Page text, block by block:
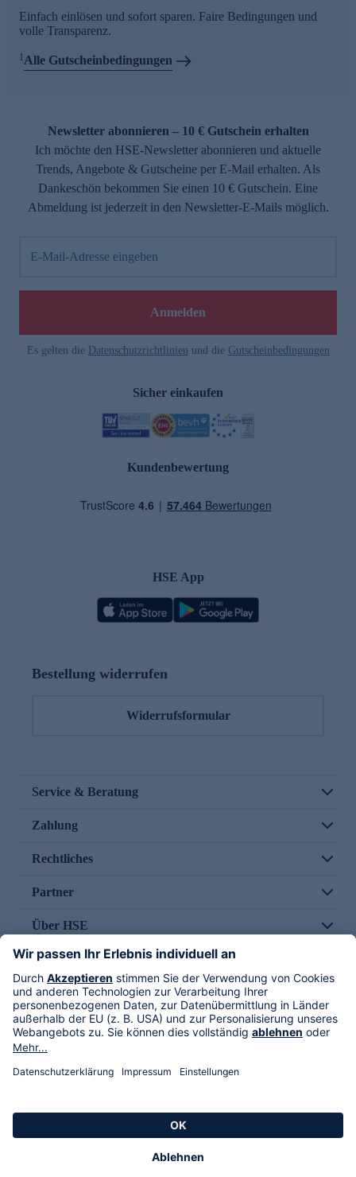
Einfach einlösen und sofort sparen. Faire Bedingungen und
volle Transparenz.
1Alle Gutscheinbedingungen
Newsletter abonnieren – 10 € Gutschein erhalten
Ich möchte den HSE-Newsletter abonnieren und aktuelle
Trends, Angebote & Gutscheine per E-Mail erhalten. Als
Dankeschön bekommen Sie einen 10 € Gutschein. Eine
Abmeldung ist jederzeit in den Newsletter-E-Mails möglich.
E-Mail-Adresse eingeben
Anmelden
Es gelten die Datenschutzrichtlinien und die Gutscheinbedingungen
Sicher einkaufen
Kundenbewertung
HSE App
Bestellung widerrufen
Widerrufsformular
Service & Beratung
Zahlung
Rechtliches
Partner
Über HSE
Im TV
HSE International